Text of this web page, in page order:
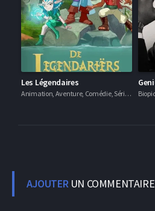
Les Légendaires
Animation, Aventure, Comédie, Séries VF
AJOUTERUN COMMENTAIRE